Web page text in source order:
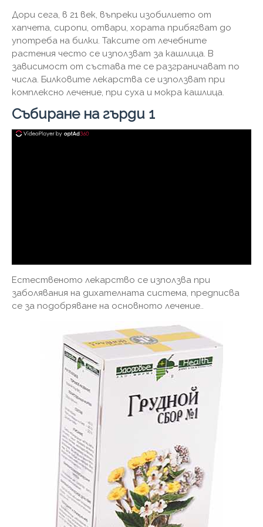
Дори сега, в 21 век, въпреки изобилието от
хапчета, сиропи, отвари, хората прибягват до
употреба на билки. Таксите от лечебните
растения често се използват за кашлица. В
зависимост от състава те се разграничават по
числа. Билковите лекарства се използват при
комплексно лечение, при суха и мокра кашлица.
Събиране на гърди 1
Естественото лекарство се използва при
заболявания на дихателната система, предписва
се за подобряване на основното лечение..